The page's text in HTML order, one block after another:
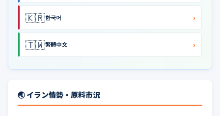
🇰🇷한국어 ›
🇹🇼繁體中文 ›
🌏 イラン情勢・原料市況